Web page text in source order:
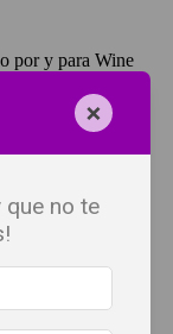
por y para Wine
propiedad
de ellos
su réplica con
×
que no te